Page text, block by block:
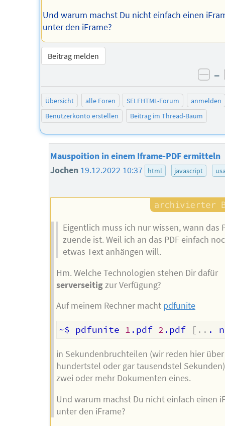
Und warum machst Du nicht einfach einen
unter den iFrame?
Beitrag melden
–
Übersicht alle Foren SELFHTML-Forum
anmelden
Benutzerkonto erstellen
Beitrag im Thread-Baum
Mauspoition in einem Iframe-PDF ermitteln
Jochen 19.12.2022 10:37 html javascript
Eigentlich muss ich nur wissen, wann das
zuende ist. Weil ich an das PDF einfach
etwas Text anhängen will.
Hm. Welche Technologien stehen Dir dafür
serverseitigzur Verfügung?
Auf meinem Rechner macht pdfunite
~$ pdfunite 1 .pdf 2 .pdf [ .. .
in Sekundenbruchteilen (wir reden hier über
hundertstel oder gar tausendstel
zwei oder mehr Dokumenten eines.
Und warum machst Du nicht einfach einen
unter den iFrame?